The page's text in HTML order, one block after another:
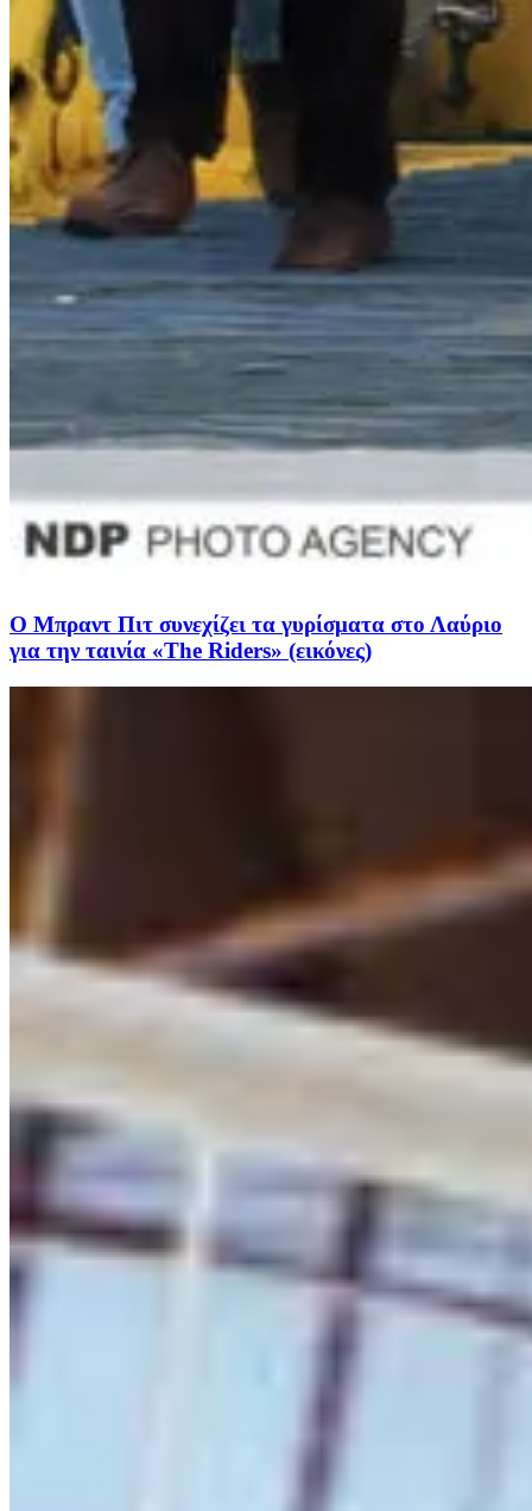
Ο Μπραντ Πιτ συνεχίζει τα γυρίσματα στο Λαύριο
για την ταινία «The Riders» (εικόνες)